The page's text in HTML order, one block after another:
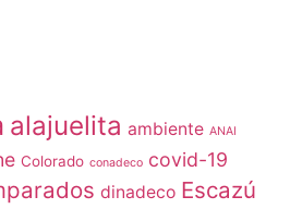
alajuelita ambiente ANAI
Colorado conadeco covid-19
dinadeco Escazú